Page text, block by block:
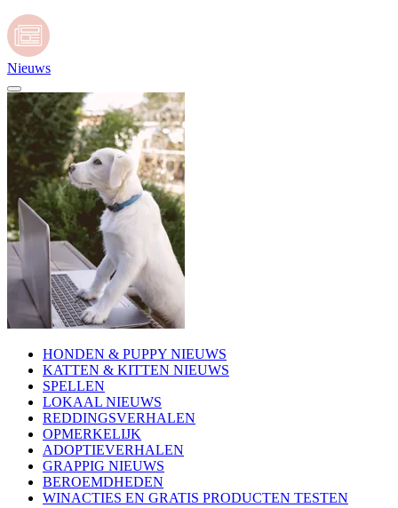
Nieuws
HONDEN & PUPPY NIEUWS
KATTEN & KITTEN NIEUWS
SPELLEN
LOKAAL NIEUWS
REDDINGSVERHALEN
OPMERKELIJK
ADOPTIEVERHALEN
GRAPPIG NIEUWS
BEROEMDHEDEN
WINACTIES EN GRATIS PRODUCTEN TESTEN